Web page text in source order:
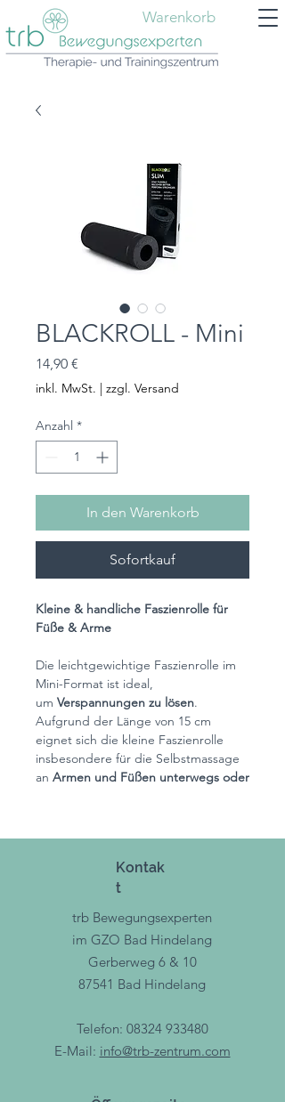
Warenkorb
BLACKROLL - Mini
14,90 €
inkl. MwSt. | zzgl. Versand
Anzahl *
In den Warenkorb
Sofortkauf
Kleine & handliche Faszienrolle für
Füße & Arme
Die leichtgewichtige Faszienrolle im
Mini-Format ist ideal,
um Verspannungen zu lösen.
Aufgrund der Länge von 15 cm
eignet sich die kleine Faszienrolle
insbesondere für die Selbstmassage
an Armen und Füßen unterwegs oder
von einer gelegentlichen kurzen
Massage der Unterarme oder der
vorbeugt bzw. lösen kann.
Was macht die MINI so beliebt bei
deinen Kund:innen?
Für die gezielte Massage der
Füße, Beine & Arme
Dient auch als Verbindungsstück
Faszienrollen
Kontak
t
trb Bewegungsexperten
im GZO Bad Hindelang
Gerberweg 6 & 10
87541 Bad Hindelang
Telefon: 08324 933480
E-Mail: info@trb-zentrum.com